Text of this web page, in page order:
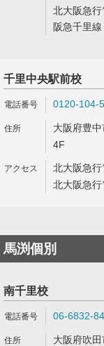
北大阪急
阪急千里
千里中央駅前校
0120-104-
大阪府豊
4F
北大阪急
北大阪急
馬渕個別
南千里校
06-6832-
大阪府吹